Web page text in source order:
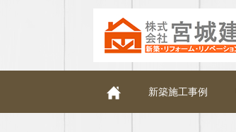
新築施工事例